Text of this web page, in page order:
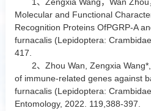
1、Zengxia Wang，Wan
Molecular and Functional
Recognition Proteins OfPGRP-A
furnacalis (Lepidoptera:
417.
2、Zhou Wan, Zengxia
of immune-related genes against
furnacalis (Lepidoptera:
Entomology, 2022. 119,388-397.